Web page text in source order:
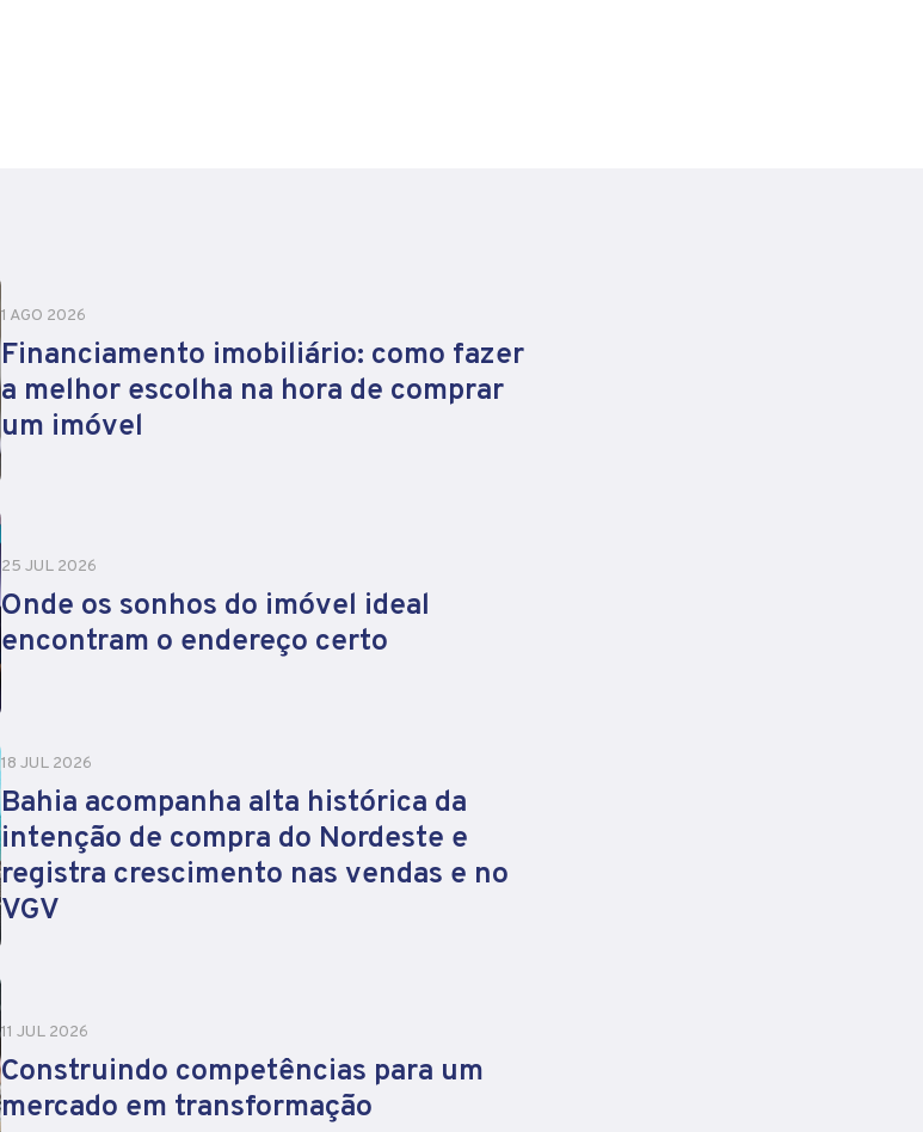
1 AGO 2026
Financiamento imobiliário: como fazer
a melhor escolha na hora de comprar
um imóvel
25 JUL 2026
Onde os sonhos do imóvel ideal
encontram o endereço certo
18 JUL 2026
Bahia acompanha alta histórica da
intenção de compra do Nordeste e
registra crescimento nas vendas e no
VGV
11 JUL 2026
Construindo competências para um
mercado em transformação